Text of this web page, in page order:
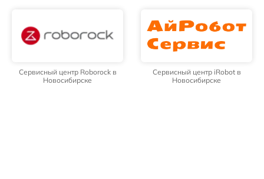
Сервисный центр Roborock в
Новосибирске
Сервисный центр iRobot в
Новосибирске